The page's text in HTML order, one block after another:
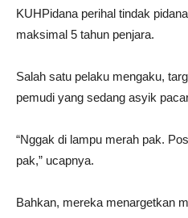
KUHPidana perihal tindak
maksimal 5 tahun penjara.
Salah satu pelaku mengaku,
pemudi yang sedang asyik
“Nggak di lampu merah pak.
pak,” ucapnya.
Bahkan, mereka menargetkan